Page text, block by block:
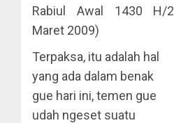
Rabiul Awal 1430 H/2
Maret 2009)
Terpaksa, itu adalah hal
yang ada dalam benak
gue hari ini, temen gue
udah ngeset suatu